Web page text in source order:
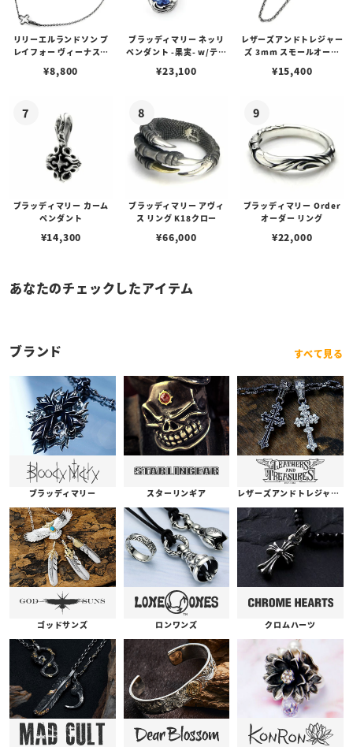
リリーエルランドソン プ
レイフォー ヴィーナスチ
¥8,800
ブラッディマリー ネッリ
ペンダント -果実- w/ティ
¥23,100
レザーズアンドトレジャー
ズ 3mm スモールオーバ
ブスタークラスプ＆LTロ
¥15,400
ブラッディマリー カーム
ペンダント
¥14,300
ブラッディマリー アヴィ
ス リング K18クロー
¥66,000
ブラッディマリー Order
オーダー リング
¥22,000
あなたのチェックしたアイテム
ブランド すべて見る
ブラッディマリー スターリンギア レザーズアンドトレジャーズ
ゴッドサンズ ロンワンズ クロムハーツ